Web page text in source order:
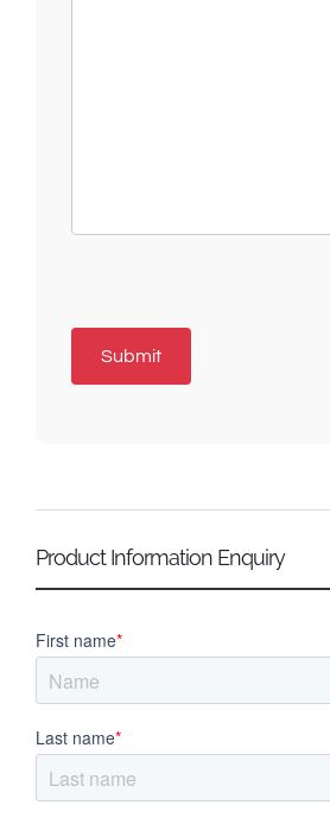
Product Information Enquiry